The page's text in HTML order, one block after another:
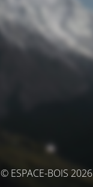
© ESPACE-BOIS 2026